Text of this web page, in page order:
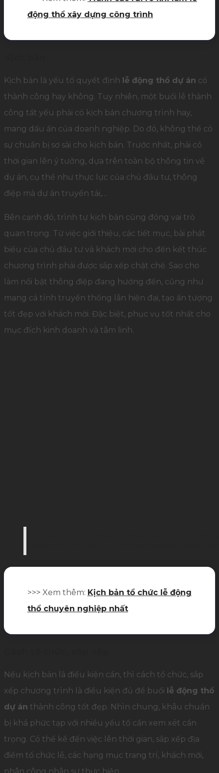
động thổ xây dựng công trình
Kịch bản là yếu tố quyết định lễ động thổ dự án có
thành công hay không. Tuy nhiên, một buổi lễ thành
công tất yếu phải có kịch bản chương trình hay,
mang dấu ấn của doanh nghiệp. Do đó, không thể có
sự chuẩn bị sơ sài cho kịch bản. Trước nhất, phải có
thời gian lên ý tưởng, dựa trên toàn bộ thông tin về
dự án, cụ thể như thực lực của chủ đầu tư, thông
điệp mà dự án truyền tải,…
Bên cạnh đó, trình tự kịch bản cũng đóng vai trò
quan trọng. Từ việc giới thiệu, các tiết mục, bài phát
biểu của chủ đầu tư và khách mời cho đến kết thúc
chương trình phải được sắp xếp chặt chẽ. Sao cho
làm nổi bật thông điệp đang hướng đến, cũng như
mang cả tính truyền thống lẫn hiện đại, tạo ấn tượng
tốt đẹp với khách mời. Đặc biệt, phục vụ tốt nhất cho
mục đích kinh doanh và tâm linh.
>>> Xem thêm: Kịch bản tổ chức lễ động
thổ chuyên nghiệp nhất
Nếu kịch bản là điều kiện cần, thì cách tổ chức, sắp
xếp chương trình là điều kiện đủ để buổi lễ động thổ
dự án thành công tốt đẹp. Nhìn chung, khâu chuẩn
bị khá phức tạp với nhiều yếu tố cần xem xét cẩn
trọng. Có thể kể đến việc lên thời gian, sắp xếp địa
điểm tổ chức lễ, các hạng mục trang trí, khách mời,
phân công nhân sự thực hiện,…